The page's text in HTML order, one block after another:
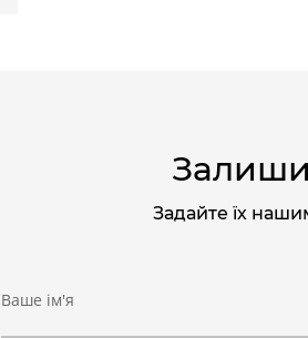
Задайте їх
Ваше ім'я